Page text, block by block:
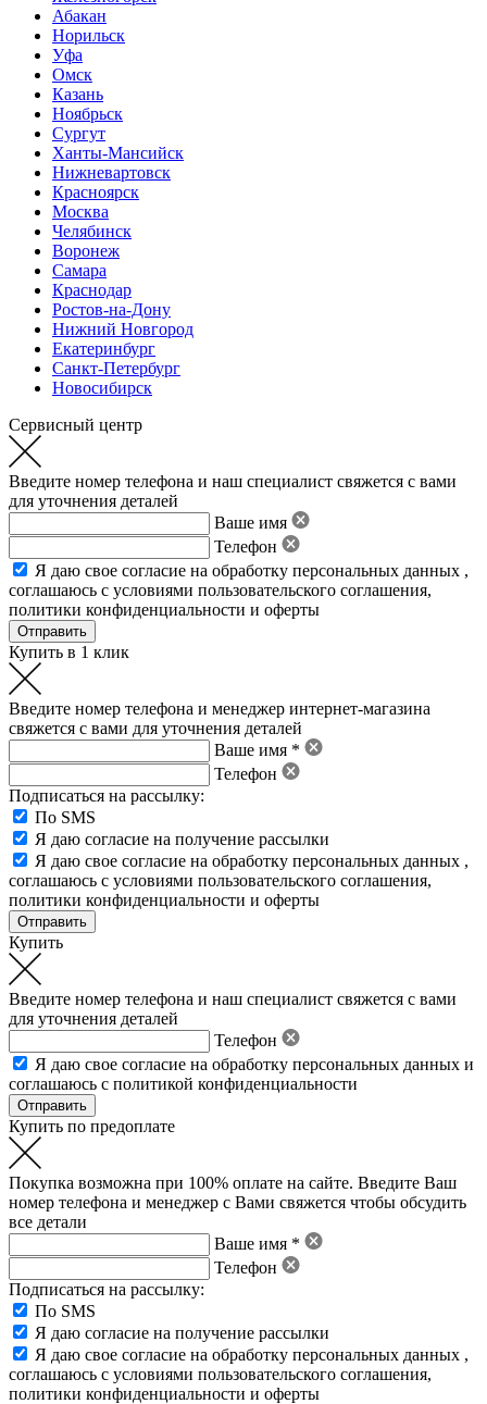
Абакан
Норильск
Уфа
Омск
Казань
Ноябрьск
Сургут
Ханты-Мансийск
Нижневартовск
Красноярск
Москва
Челябинск
Воронеж
Самара
Краснодар
Ростов-на-Дону
Нижний Новгород
Екатеринбург
Санкт-Петербург
Новосибирск
Сервисный центр
Введите номер телефона и наш специалист свяжется с вами
для уточнения деталей
Ваше имя
Телефон
Я даю свое согласие на обработку персональных данных ,
соглашаюсь с условиями пользовательского соглашения,
политики конфиденциальности и оферты
Купить в 1 клик
Введите номер телефона и менеджер интернет-магазина
свяжется с вами для уточнения деталей
Ваше имя *
Телефон
Подписаться на рассылку:
По SMS
Я даю согласие на получение рассылки
Я даю свое согласие на обработку персональных данных ,
соглашаюсь с условиями пользовательского соглашения,
политики конфиденциальности и оферты
Купить
Введите номер телефона и наш специалист свяжется с вами
для уточнения деталей
Телефон
Я даю свое согласие на обработку персональных данных и
соглашаюсь с политикой конфиденциальности
Купить по предоплате
Покупка возможна при 100% оплате на сайте. Введите Ваш
номер телефона и менеджер с Вами свяжется чтобы обсудить
все детали
Ваше имя *
Телефон
Подписаться на рассылку:
По SMS
Я даю согласие на получение рассылки
Я даю свое согласие на обработку персональных данных ,
соглашаюсь с условиями пользовательского соглашения,
политики конфиденциальности и оферты